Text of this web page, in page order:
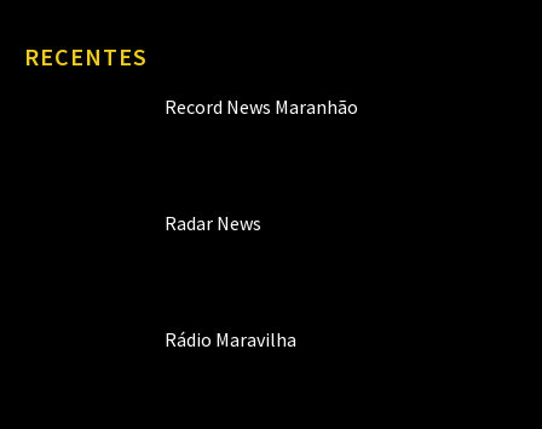
RECENTES
Record News Maranhão
Radar News
Rádio Maravilha